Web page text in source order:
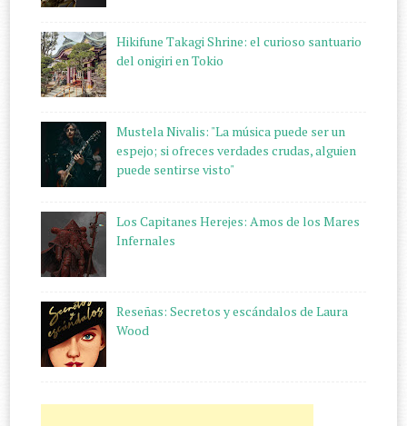
Hikifune Takagi Shrine: el curioso santuario
del onigiri en Tokio
Mustela Nivalis: "La música puede ser un
espejo; si ofreces verdades crudas, alguien
puede sentirse visto"
Los Capitanes Herejes: Amos de los Mares
Infernales
Reseñas: Secretos y escándalos de Laura
Wood